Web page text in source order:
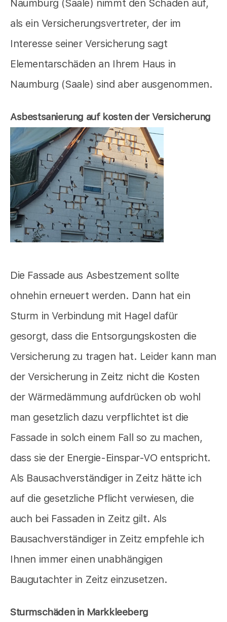
Naumburg (Saale) nimmt den Schaden auf,
als ein Versicherungsvertreter, der im
Interesse seiner Versicherung sagt
Elementarschäden an Ihrem Haus in
Naumburg (Saale) sind aber ausgenommen.
Asbestsanierung auf kosten der Versicherung
Die Fassade aus Asbestzement sollte
ohnehin erneuert werden. Dann hat ein
Sturm in Verbindung mit Hagel dafür
gesorgt, dass die Entsorgungskosten die
Versicherung zu tragen hat. Leider kann man
der Versicherung in Zeitz nicht die Kosten
der Wärmedämmung aufdrücken ob wohl
man gesetzlich dazu verpflichtet ist die
Fassade in solch einem Fall so zu machen,
dass sie der Energie-Einspar-VO entspricht.
Als Bausachverständiger in Zeitz hätte ich
auf die gesetzliche Pflicht verwiesen, die
auch bei Fassaden in Zeitz gilt. Als
Bausachverständiger in Zeitz empfehle ich
Ihnen immer einen unabhängigen
Baugutachter in Zeitz einzusetzen.
Sturmschäden in Markkleeberg